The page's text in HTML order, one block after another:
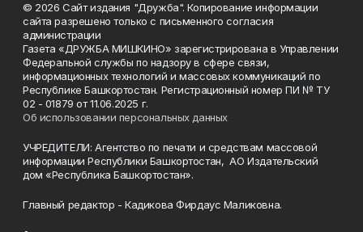
© 2026 Сайт издания "Дружба". Копирование информации
сайта разрешено только с письменного согласия
администрации
Газета «ДРУЖБА МИШКИНО» зарегистрирована в Управлении
Федеральной службы по надзору в сфере связи,
информационных технологий и массовых коммуникаций по
Республике Башкортостан. Регистрационный номер ПИ № ТУ
02 - 01879 от 11.06.2025 г.
Об использовании персональных данных
УЧРЕДИТЕЛИ: Агентство по печати и средствам массовой
информации Республики Башкортостан, АО Издательский
дом «Республика Башкортостан».
Главный редактор - Кадикова Фирдаус Маликовна.